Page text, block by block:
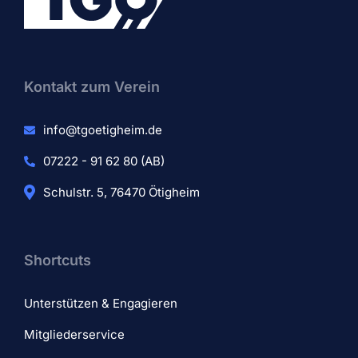
Kontakt zum Verein​
info@tgoetigheim.de
07222 - 91 62 80 (AB)
Schulstr. 5, 76470 Ötigheim
Shortcuts
Unterstützen & Engagieren
Mitgliederservice